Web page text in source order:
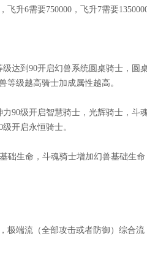
升6需要750000，飞升7需要1350000
级达到90开启幻兽系统圆桌骑士，圆
等级越高骑士加成属性越高。
力90级开启智慧骑士，光辉骑士，斗
开启永恒骑士。
础生命，斗魂骑士增加幻兽基础生
端流（全部攻击或者防御）综合流